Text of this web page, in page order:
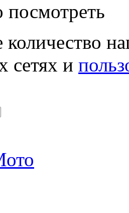
посмотреть
сетях и